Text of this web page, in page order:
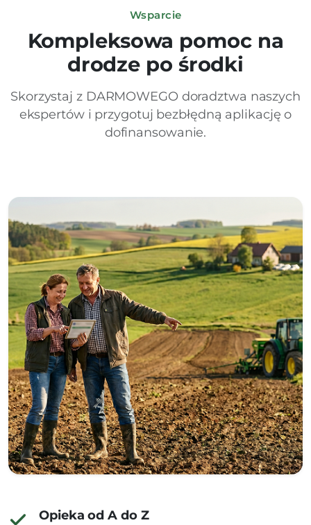
Wsparcie
Kompleksowa pomoc na
drodze po środki
Skorzystaj z DARMOWEGO doradztwa naszych
ekspertów i przygotuj bezbłędną aplikację o
dofinansowanie.
Opieka od A do Z